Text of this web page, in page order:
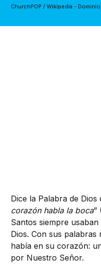
ChurchPOP / Wikipedia -
Dice la Palabra de Dios
corazón habla la boca”
Santos siempre
Dios. Con sus
había en su corazón:
por Nuestro Señor.